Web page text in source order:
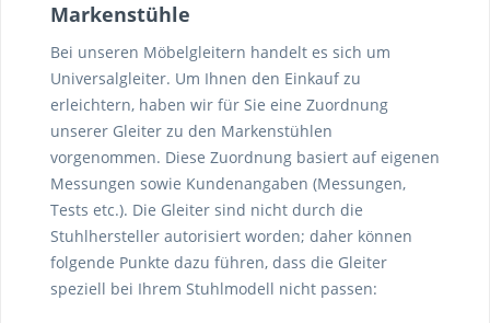
Markenstühle
Bei unseren Möbelgleitern handelt es sich um
Universalgleiter. Um Ihnen den Einkauf zu
erleichtern, haben wir für Sie eine Zuordnung
unserer Gleiter zu den Markenstühlen
vorgenommen. Diese Zuordnung basiert auf eigenen
Messungen sowie Kundenangaben (Messungen,
Tests etc.). Die Gleiter sind nicht durch die
Stuhlhersteller autorisiert worden; daher können
folgende Punkte dazu führen, dass die Gleiter
speziell bei Ihrem Stuhlmodell nicht passen: